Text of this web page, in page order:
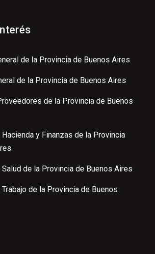
de la Provincia de Buenos Aires
de la Provincia de Buenos Aires
de la Provincia de Buenos
y Finanzas de la Provincia
de la Provincia de Buenos Aires
de la Provincia de Buenos